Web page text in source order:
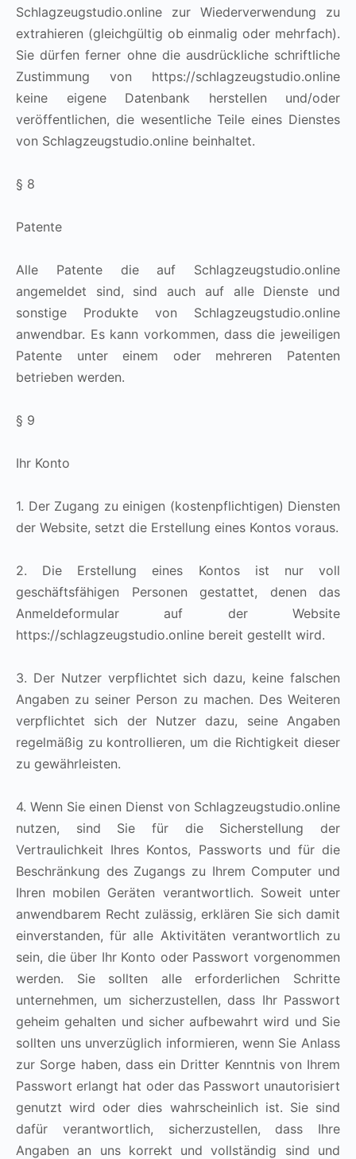
Schlagzeugstudio.online zur Wiederverwendung zu
extrahieren (gleichgültig ob einmalig oder mehrfach).
Sie dürfen ferner ohne die ausdrückliche schriftliche
Zustimmung von https://schlagzeugstudio.online
keine eigene Datenbank herstellen und/oder
veröffentlichen, die wesentliche Teile eines Dienstes
von Schlagzeugstudio.online beinhaltet.
§ 8
Patente
Alle Patente die auf Schlagzeugstudio.online
angemeldet sind, sind auch auf alle Dienste und
sonstige Produkte von Schlagzeugstudio.online
anwendbar. Es kann vorkommen, dass die jeweiligen
Patente unter einem oder mehreren Patenten
betrieben werden.
§ 9
Ihr Konto
1. Der Zugang zu einigen (kostenpflichtigen) Diensten
der Website, setzt die Erstellung eines Kontos voraus.
2. Die Erstellung eines Kontos ist nur voll
geschäftsfähigen Personen gestattet, denen das
Anmeldeformular auf der Website
https://schlagzeugstudio.online bereit gestellt wird.
3. Der Nutzer verpflichtet sich dazu, keine falschen
Angaben zu seiner Person zu machen. Des Weiteren
verpflichtet sich der Nutzer dazu, seine Angaben
regelmäßig zu kontrollieren, um die Richtigkeit dieser
zu gewährleisten.
4. Wenn Sie einen Dienst von Schlagzeugstudio.online
nutzen, sind Sie für die Sicherstellung der
Vertraulichkeit Ihres Kontos, Passworts und für die
Beschränkung des Zugangs zu Ihrem Computer und
Ihren mobilen Geräten verantwortlich. Soweit unter
anwendbarem Recht zulässig, erklären Sie sich damit
einverstanden, für alle Aktivitäten verantwortlich zu
sein, die über Ihr Konto oder Passwort vorgenommen
werden. Sie sollten alle erforderlichen Schritte
unternehmen, um sicherzustellen, dass Ihr Passwort
geheim gehalten und sicher aufbewahrt wird und Sie
sollten uns unverzüglich informieren, wenn Sie Anlass
zur Sorge haben, dass ein Dritter Kenntnis von Ihrem
Passwort erlangt hat oder das Passwort unautorisiert
genutzt wird oder dies wahrscheinlich ist. Sie sind
dafür verantwortlich, sicherzustellen, dass Ihre
Angaben an uns korrekt und vollständig sind und